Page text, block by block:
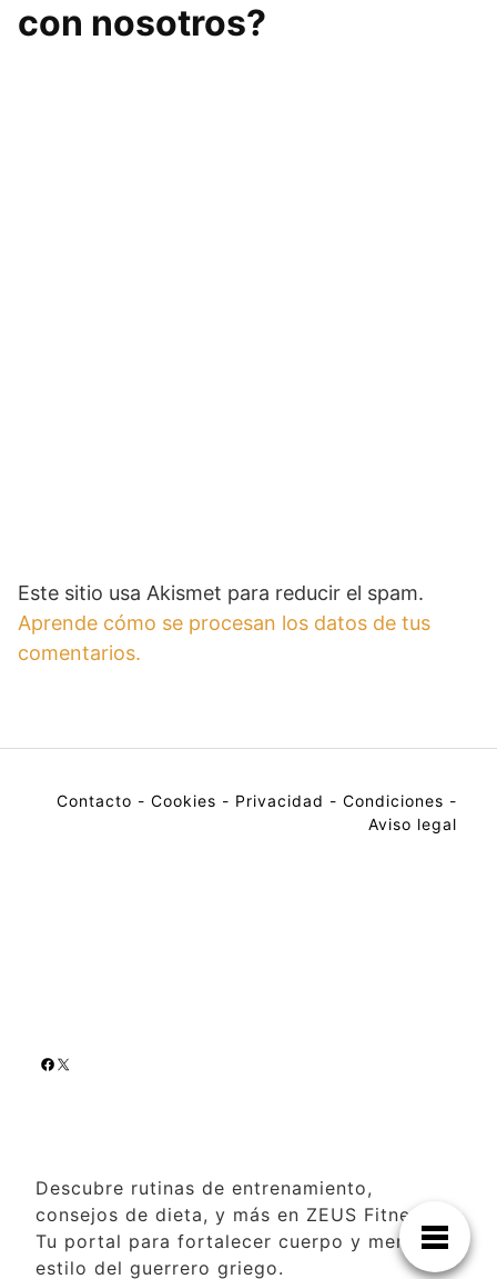
con nosotros?
Este sitio usa Akismet para reducir el spam.
Aprende cómo se procesan los datos de tus
comentarios.
Contacto - Cookies - Privacidad - Condiciones -
Aviso legal
Descubre rutinas de entrenamiento,
consejos de dieta, y más en ZEUS Fitness.
Tu portal para fortalecer cuerpo y mente al
estilo del guerrero griego.